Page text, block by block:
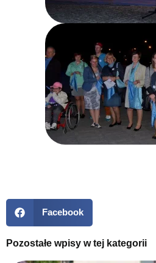
Facebook
Pozostałe wpisy w tej kategorii